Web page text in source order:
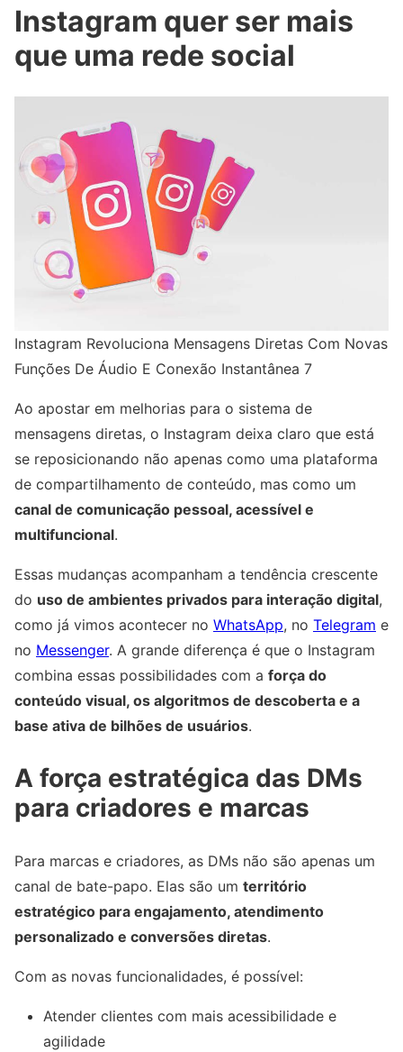
Instagram quer ser mais
que uma rede social
Instagram Revoluciona Mensagens Diretas Com Novas
Funções De Áudio E Conexão Instantânea 7
Ao apostar em melhorias para o sistema de
mensagens diretas, o Instagram deixa claro que está
se reposicionando não apenas como uma plataforma
de compartilhamento de conteúdo, mas como um
canal de comunicação pessoal, acessível e
multifuncional.
Essas mudanças acompanham a tendência crescente
do uso de ambientes privados para interação digital,
como já vimos acontecer no WhatsApp, no Telegram e
no Messenger. A grande diferença é que o Instagram
combina essas possibilidades com a força do
conteúdo visual, os algoritmos de descoberta e a
base ativa de bilhões de usuários.
A força estratégica das DMs
para criadores e marcas
Para marcas e criadores, as DMs não são apenas um
canal de bate-papo. Elas são um território
estratégico para engajamento, atendimento
personalizado e conversões diretas.
Com as novas funcionalidades, é possível:
Atender clientes com mais acessibilidade e
agilidade